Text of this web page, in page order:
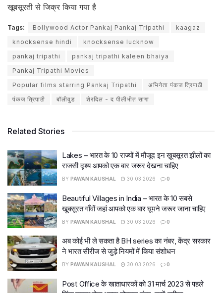
खूबसूरती से जिक्र किया गया है
Tags: Bollywood Actor Pankaj Pankaj Tripathi
kaagaz
knocksense hindi
knocksense lucknow
pankaj tripathi
pankaj tripathi kaleen bhaiya
Pankaj Tripathi Movies
Popular films starring Pankaj Tripathi
अभिनेता पंकज त्रिपाठी
पंकज त्रिपाठी
बॉलीवुड शेरदिल - द पीलीभीत सागा
Related Stories
Lakes – भारत के 10 राज्यों में मौजूद इन ख़ूबसूरत झीलों का
राजसी दृश्य आपको एक बार जरूर देखना चाहिए
BY PAWAN KAUSHAL 30.03.2026 0
Beautiful Villages in India – भारत के 10 सबसे
खूबसूरत गाँवों जहां आपको एक बार घूमने जरूर जाना चाहिए
BY PAWAN KAUSHAL 30.03.2026 0
अब कोई भी ले सकता है BH series का नंबर, केंद्र सरकार
ने भारत सीरीज से जुड़े नियमों में किया संशोधन
BY PAWAN KAUSHAL 30.03.2026 0
Post Office के खाताधारकों को 31 मार्च 2023 से पहले